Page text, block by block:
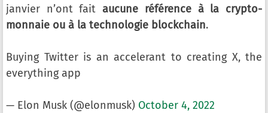
janvier n’ont faitaucune référence à la crypto-
monnaie ou à la technologie blockchain.
Buying Twitter is an accelerant to creating X, the
everything app
— Elon Musk (@elonmusk) October 4, 2022